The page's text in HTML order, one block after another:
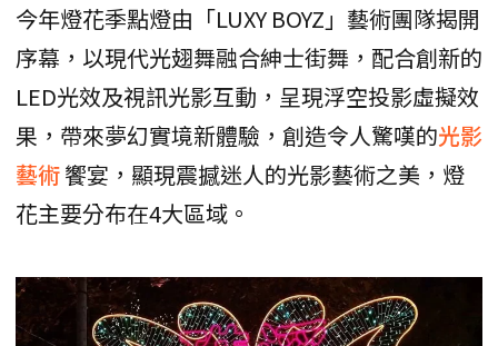
今年燈花季點燈由「LUXY BOYZ」藝術團隊揭開
序幕，以現代光翅舞融合紳士街舞，配合創新的
LED光效及視訊光影互動，呈現浮空投影虛擬效
果，帶來夢幻實境新體驗，創造令人驚嘆的光影
藝術饗宴，顯現震撼迷人的光影藝術之美，燈
花主要分布在4大區域。